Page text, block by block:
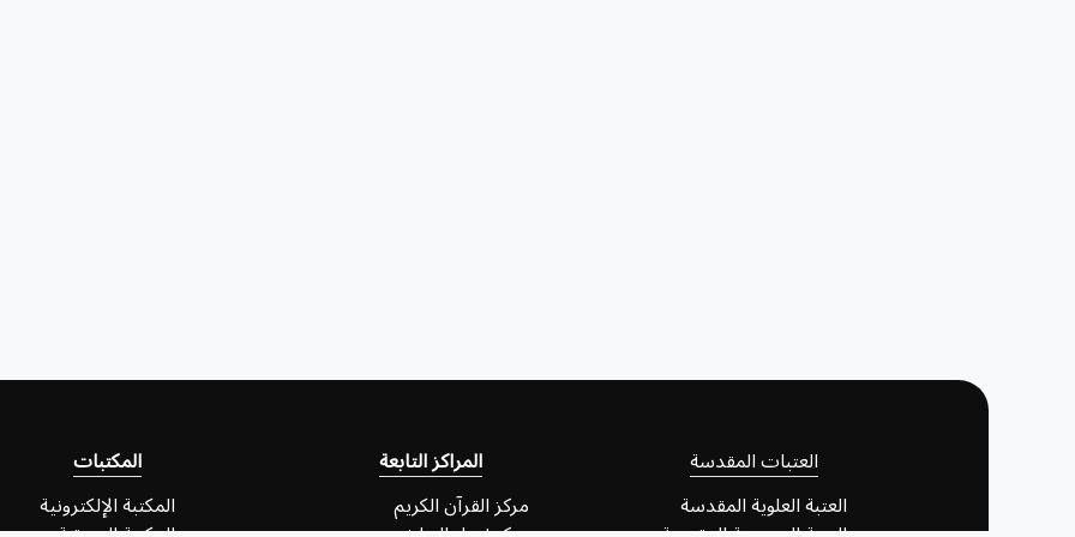
العتبات المقدسة
العتبة العلوية المقدسة
المراكز التابعة
مركز القرآن الكريم
المكتبات
المكتبة الإلكترونية